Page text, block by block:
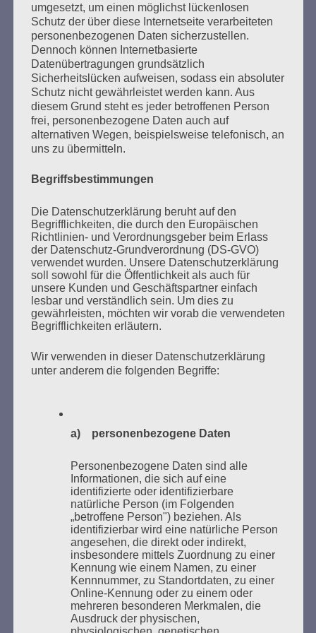
Nie wieder Faschismus – nie wieder Krieg!
Esther Bejarano - 3. Mai 2021
SUCHEN
NACH:
MARATHONLESUNG AUS DEN
VERBRANNTEN BÜCHERN
Donnerstag, 21. Mai 2026, 11 – 18 Uhr
des Gedenkens an die Verbrennung von Büchern am
Kaifu-Ufer – genau an dem Ort, wo im Mai 1933 NS-
Studentenorganisationen und Burschenschaftler
Bücher verbrannten.
Weitere Informationen:lesezeichen-setzen.de
GEDENKEN UND ERINNERN BEGINNT IN
UNSERER NACHBARSCHAFT
umgesetzt, um einen möglichst lückenlosen
Schutz der über diese Internetseite verarbeiteten
personenbezogenen Daten sicherzustellen.
Dennoch können Internetbasierte
Datenübertragungen grundsätzlich
Sicherheitslücken aufweisen, sodass ein absoluter
Schutz nicht gewährleistet werden kann. Aus
diesem Grund steht es jeder betroffenen Person
frei, personenbezogene Daten auch auf
alternativen Wegen, beispielsweise telefonisch, an
uns zu übermitteln.
Begriffsbestimmungen
Die Datenschutzerklärung beruht auf den
Begrifflichkeiten, die durch den Europäischen
Richtlinien- und Verordnungsgeber beim Erlass
der Datenschutz-Grundverordnung (DS-GVO)
verwendet wurden. Unsere Datenschutzerklärung
soll sowohl für die Öffentlichkeit als auch für
unsere Kunden und Geschäftspartner einfach
lesbar und verständlich sein. Um dies zu
gewährleisten, möchten wir vorab die verwendeten
Begrifflichkeiten erläutern.
Wir verwenden in dieser Datenschutzerklärung
unter anderem die folgenden Begriffe:
a) personenbezogene Daten
Personenbezogene Daten sind alle
Informationen, die sich auf eine
identifizierte oder identifizierbare
natürliche Person (im Folgenden
„betroffene Person") beziehen. Als
identifizierbar wird eine natürliche Person
angesehen, die direkt oder indirekt,
insbesondere mittels Zuordnung zu einer
Kennung wie einem Namen, zu einer
Kennnummer, zu Standortdaten, zu einer
Online-Kennung oder zu einem oder
mehreren besonderen Merkmalen, die
Ausdruck der physischen,